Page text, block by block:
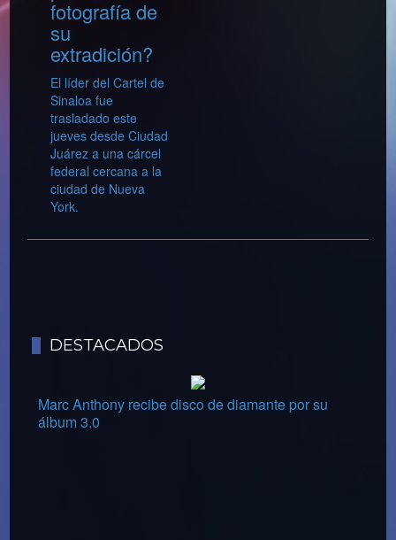
fotografía de
su
extradición?
El líder del Cartel de
Sinaloa fue
trasladado este
jueves desde Ciudad
Juárez a una cárcel
federal cercana a la
ciudad de Nueva
York.
DESTACADOS
Marc Anthony recibe disco de diamante por su
álbum 3.0